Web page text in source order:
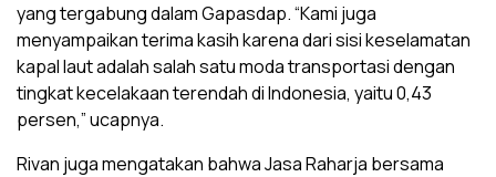
yang tergabung dalam Gapasdap. “Kami juga
menyampaikan terima kasih karena dari sisi keselamatan
kapal laut adalah salah satu moda transportasi dengan
tingkat kecelakaan terendah di Indonesia, yaitu 0,43
persen,” ucapnya.
Rivan juga mengatakan bahwa Jasa Raharja bersama